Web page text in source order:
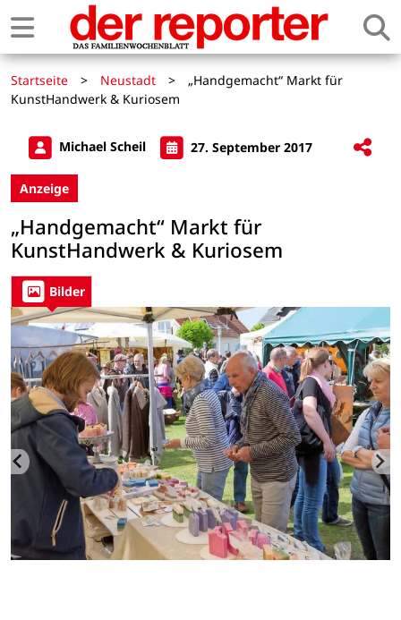
Startseite > Neustadt >
„Handgemacht“ Markt für
KunstHandwerk & Kuriosem
Michael Scheil 27. September 2017
Anzeige
„Handgemacht“ Markt für
KunstHandwerk & Kuriosem
Bilder